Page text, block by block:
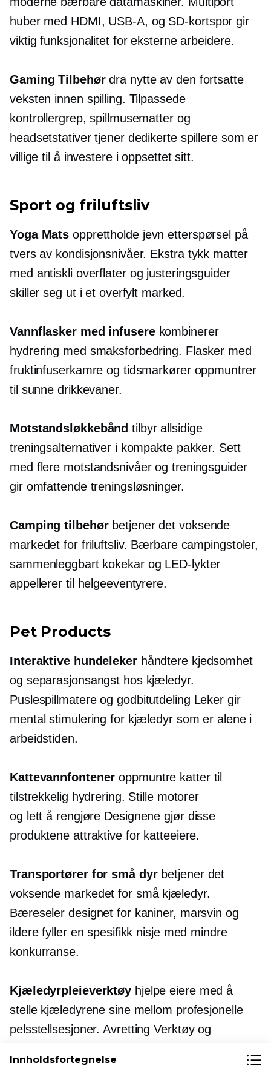
huber med HDMI, USB-A, og SD-kortspor gir
viktig funksjonalitet for eksterne arbeidere.
Gaming Tilbehørdra nytte av den fortsatte
veksten innen spilling. Tilpassede
kontrollergrep, spillmusematter og
headsetstativer tjener dedikerte spillere som er
villige til å investere i oppsettet sitt.
Sport og friluftsliv
Yoga Mats opprettholde jevn etterspørsel på
tvers av kondisjonsnivåer. Ekstra tykk matter
med antisklioverflater og justeringsguider
skiller seg ut i et overfylt marked.
Vannflasker med infuserekombinerer
hydrering med smaksforbedring. Flasker med
fruktinfuserkamre og tidsmarkører oppmuntrer
til sunne drikkevaner.
Motstandsløkkebånd tilbyr allsidige
treningsalternativer i kompakte pakker. Sett
med flere motstandsnivåer og treningsguider
gir omfattende treningsløsninger.
Camping tilbehørbetjener det voksende
markedet for friluftsliv. Bærbare campingstoler,
sammenleggbart kokekar og LED-lykter
appellerer til helgeeventyrere.
Pet Products
Interaktive hundelekerhåndtere kjedsomhet
og separasjonsangst hos kjæledyr.
Puslespillmatere og godbitutdeling Leker gir
mental stimulering for kjæledyr som er alene i
arbeidstiden.
Kattevannfontener oppmuntre katter til
tilstrekkelig hydrering. Stille motorer
og lett å rengjøre Designene gjør disse
produktene attraktive for katteeiere.
Transportører for små dyrbetjener det
voksende markedet for små kjæledyr.
Bæreseler designet for kaniner, marsvin og
ildere fyller en spesifikk nisje med mindre
konkurranse.
Kjæledyrpleieverktøy hjelpe eiere med å
stelle kjæledyrene sine mellom profesjonelle
pelsstellsesjoner.Avretting Verktøy og
fungerer gjennomgående bra.
Innholdsfortegnelse